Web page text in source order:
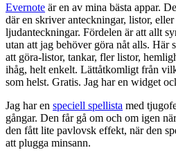
Evernote är en av mina bästa appar.
där en skriver anteckningar, listor,
ljudanteckningar. Fördelen är att allt
utan att jag behöver göra nåt alls. Här
att göra-listor, tankar, fler listor,
ihåg, helt enkelt. Lättåtkomligt från
som helst. Gratis. Jag har en widget
Jag har en speciell spellista med
gångar. Den får gå om och om igen
den fått lite pavlovsk effekt, när den
att plugga minsann.